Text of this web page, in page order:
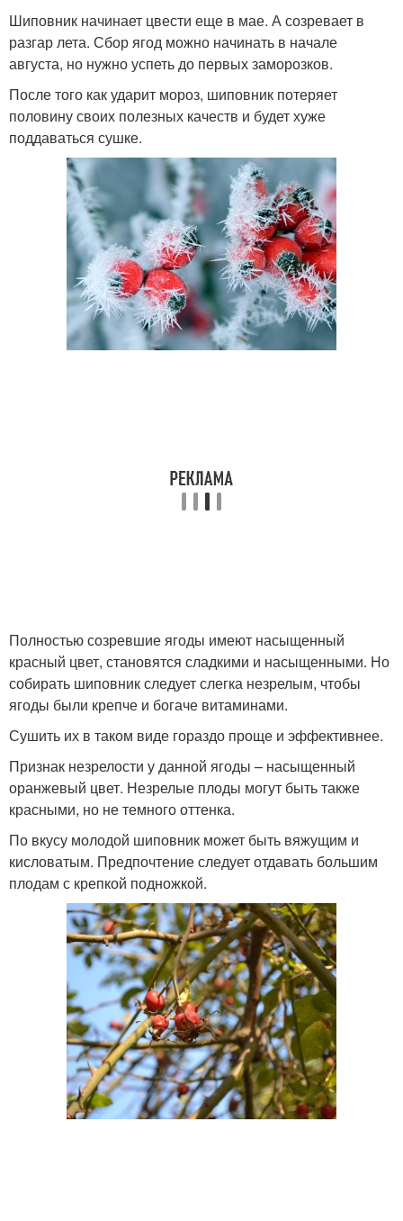
Шиповник начинает цвести еще в мае. А созревает в
разгар лета. Сбор ягод можно начинать в начале
августа, но нужно успеть до первых заморозков.
После того как ударит мороз, шиповник потеряет
половину своих полезных качеств и будет хуже
поддаваться сушке.
Полностью созревшие ягоды имеют насыщенный
красный цвет, становятся сладкими и насыщенными. Но
собирать шиповник следует слегка незрелым, чтобы
ягоды были крепче и богаче витаминами.
Сушить их в таком виде гораздо проще и эффективнее.
Признак незрелости у данной ягоды – насыщенный
оранжевый цвет. Незрелые плоды могут быть также
красными, но не темного оттенка.
По вкусу молодой шиповник может быть вяжущим и
кисловатым. Предпочтение следует отдавать большим
плодам с крепкой подножкой.